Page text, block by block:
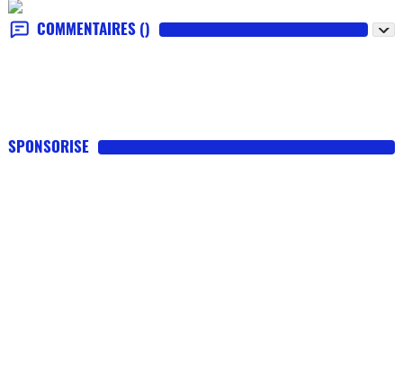
COMMENTAIRES ()
SPONSORISE